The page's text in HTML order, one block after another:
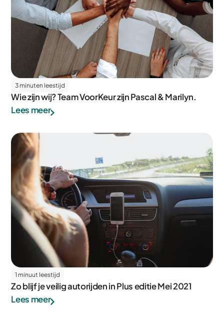
3 minuten leestijd
Wie zijn wij? Team VoorKeur zijn Pascal & Marilyn.
Lees meer
1 minuut leestijd
Zo blijf je veilig autorijden in Plus editie Mei 2021
Lees meer